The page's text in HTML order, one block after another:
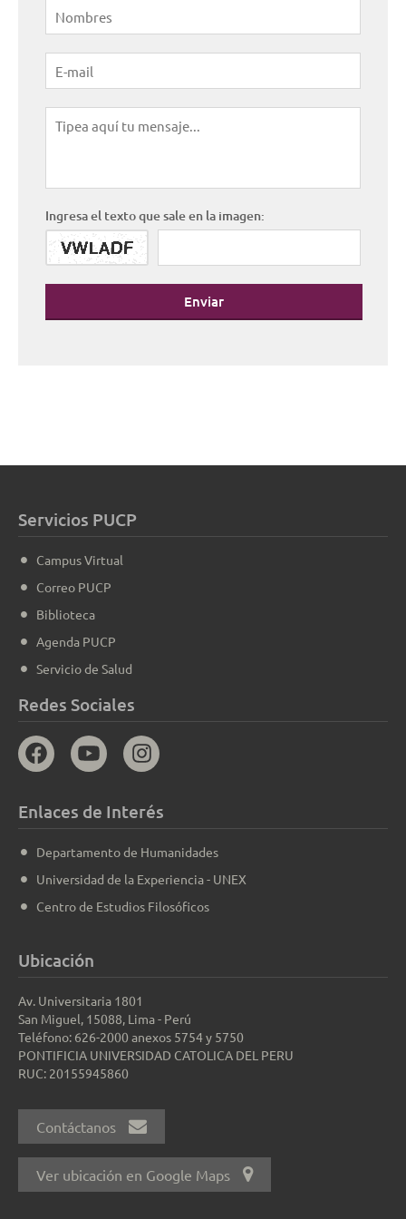
Ingresa el texto que sale en la imagen:
Enviar
Servicios PUCP
Campus Virtual
Correo PUCP
Biblioteca
Agenda PUCP
Servicio de Salud
Redes Sociales
Enlaces de Interés
Departamento de Humanidades
Universidad de la Experiencia - UNEX
Centro de Estudios Filosóficos
Ubicación
Av. Universitaria 1801
San Miguel, 15088, Lima - Perú
Teléfono: 626-2000 anexos 5754 y 5750
PONTIFICIA UNIVERSIDAD CATOLICA DEL PERU
RUC: 20155945860
Contáctanos
Ver ubicación en Google Maps